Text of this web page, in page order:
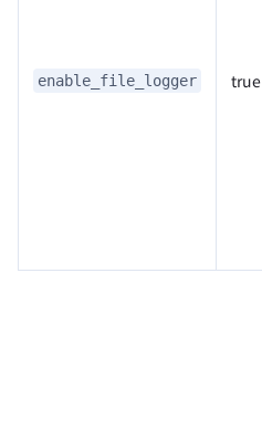
enable_file_logger true